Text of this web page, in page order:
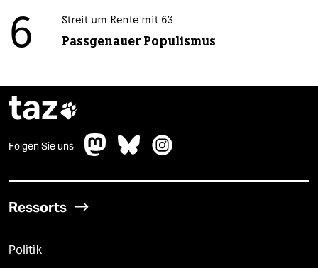
6 Streit um Rente mit 63
Passgenauer Populismus
taz
Folgen Sie uns
Ressorts
Politik